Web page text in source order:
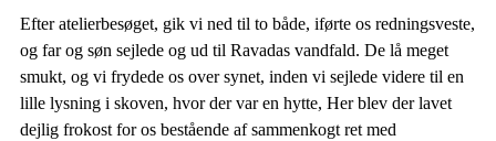
Efter atelierbesøget, gik vi ned til to både, iførte os redningsveste,
og far og søn sejlede og ud til Ravadas vandfald. De lå meget
smukt, og vi frydede os over synet, inden vi sejlede videre til en
lille lysning i skoven, hvor der var en hytte, Her blev der lavet
dejlig frokost for os bestående af sammenkogt ret med